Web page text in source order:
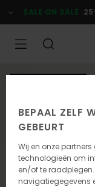
naar
Productinformatie
SALE ON SALE
BEPAAL ZELF
GEBEURT
Wij en onze
technologieën om
en/of te
navigatiegegevens